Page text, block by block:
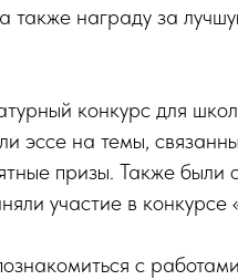
награду за
конкурс для
эссе на темы,
призы. Также были
участие в
с